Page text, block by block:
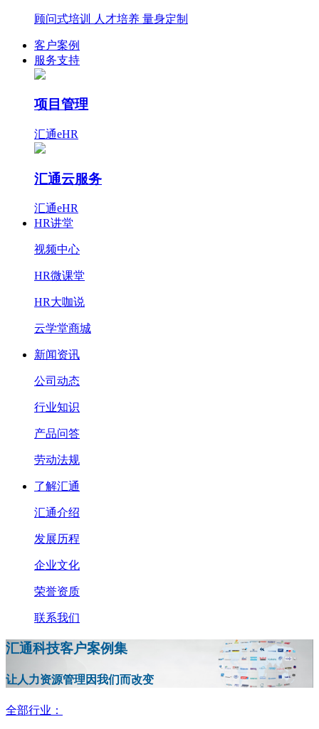
顾问式培训 人才培养 量身定制
客户案例
服务支持
项目管理
汇通eHR
汇通云服务
汇通eHR
HR讲堂
视频中心
HR微课堂
HR大咖说
云学堂商城
新闻资讯
公司动态
行业知识
产品问答
劳动法规
了解汇通
汇通介绍
发展历程
企业文化
荣誉资质
联系我们
汇通科技客户案例集
让人力资源管理因我们而改变
全部行业：